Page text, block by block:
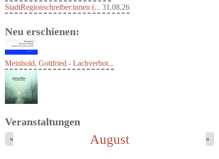
StadtRegionschreiber:innen (... 31.08.26
Neu erschienen:
Meinhold, Gottfried - Lachverbot...
Struckmeyer, Ingeborg - Sprachlos...
Veranstaltungen
August
« »